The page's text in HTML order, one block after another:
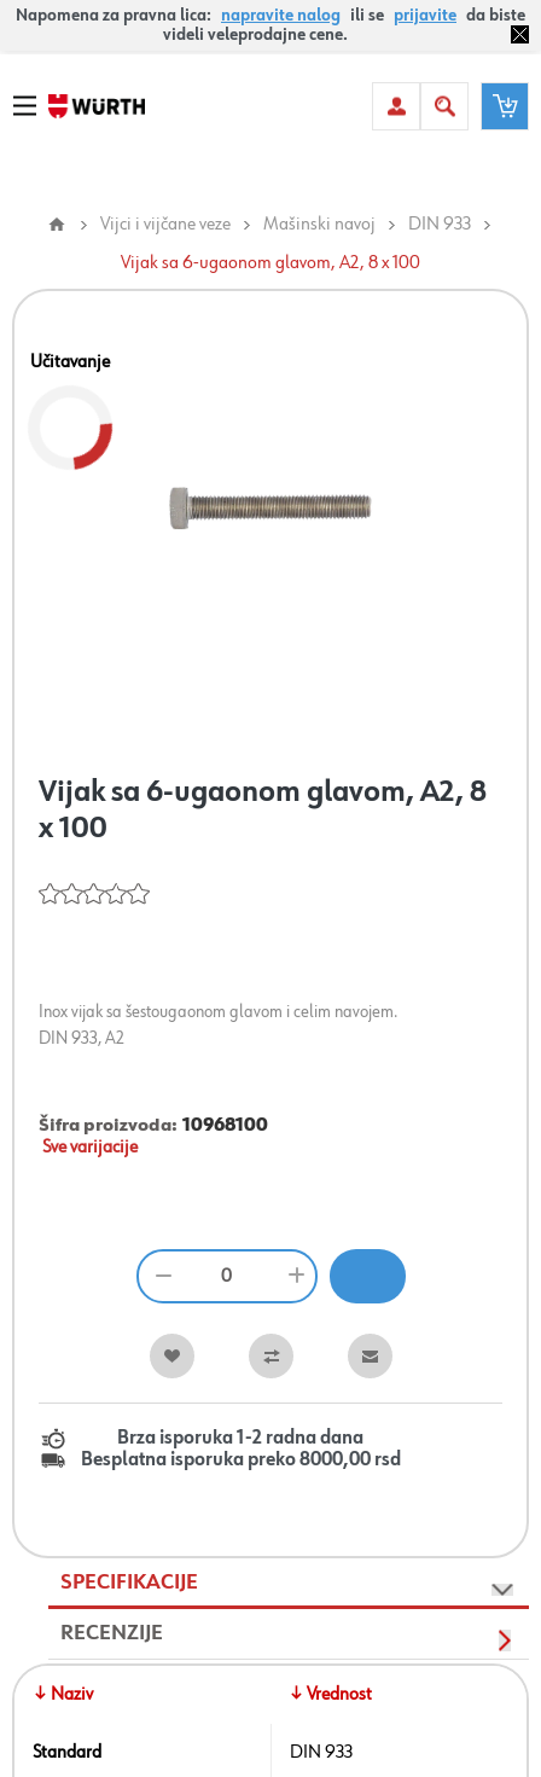
Napomena za pravna lica: napravite nalog ili se prijavite da biste
videli veleprodajne cene.
Vijci i vijčane veze Mašinski navoj
DIN 933
Vijak sa 6-ugaonom glavom, A2, 8 x 100
Učitavanje
Vijak sa 6-ugaonom glavom, A2, 8
x 100
Inox vijak sa šestougaonom glavom i celim navojem.
DIN 933, A2
Šifra proizvoda: 10968100
Sve varijacije
Brza isporuka 1-2 radna dana
Besplatna isporuka preko 8000,00 rsd
SPECIFIKACIJE
RECENZIJE
↓ Naziv ↓ Vrednost
Standard DIN 933